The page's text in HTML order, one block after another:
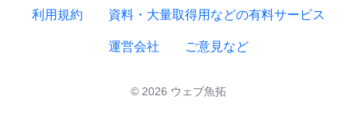
利用規約 資料・大量取得用などの有料サービス
運営会社 ご意見など
© 2026 ウェブ魚拓